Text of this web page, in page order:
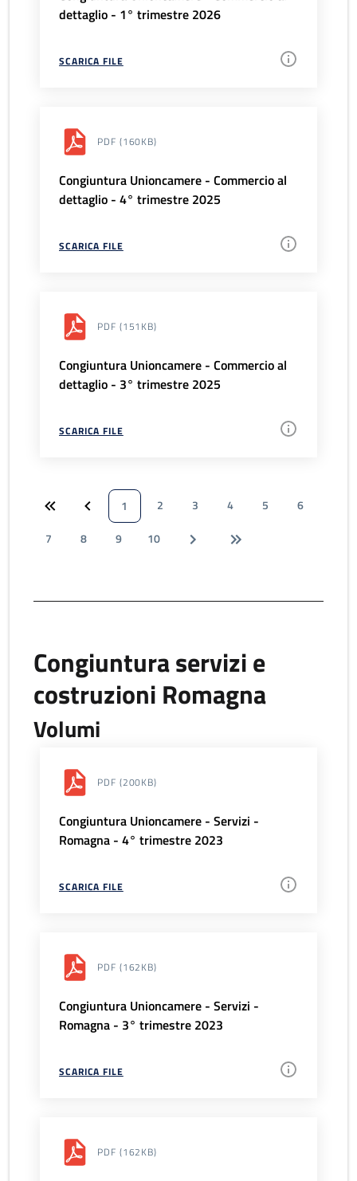
dettaglio - 1° trimestre 2026
SCARICA FILE
PDF (160KB)
Congiuntura Unioncamere - Commercio al
dettaglio - 4° trimestre 2025
SCARICA FILE
PDF (151KB)
Congiuntura Unioncamere - Commercio al
dettaglio - 3° trimestre 2025
SCARICA FILE
1 2 3 4 5
6
7
8 9 10
Congiuntura servizi e
costruzioni Romagna
Volumi
PDF (200KB)
Congiuntura Unioncamere - Servizi -
Romagna - 4° trimestre 2023
SCARICA FILE
PDF (162KB)
Congiuntura Unioncamere - Servizi -
Romagna - 3° trimestre 2023
SCARICA FILE
PDF (162KB)